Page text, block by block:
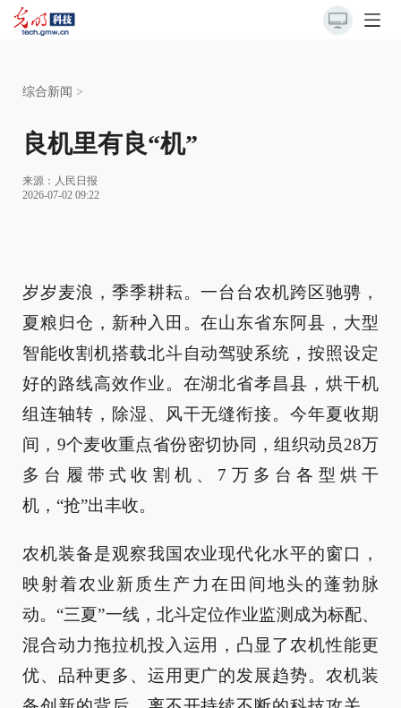
综合新闻 >
良机里有良“机”
来源： 人民日报
2026-07-02 09:22
岁岁麦浪，季季耕耘。一台台农机跨区驰骋，
夏粮归仓，新种入田。在山东省东阿县，大型
智能收割机搭载北斗自动驾驶系统，按照设定
好的路线高效作业。在湖北省孝昌县，烘干机
组连轴转，除湿、风干无缝衔接。今年夏收期
间，9个麦收重点省份密切协同，组织动员28万
多台履带式收割机、7万多台各型烘干
机，“抢”出丰收。
农机装备是观察我国农业现代化水平的窗口，
映射着农业新质生产力在田间地头的蓬勃脉
动。“三夏”一线，北斗定位作业监测成为标配、
混合动力拖拉机投入运用，凸显了农机性能更
优、品种更多、运用更广的发展趋势。农机装